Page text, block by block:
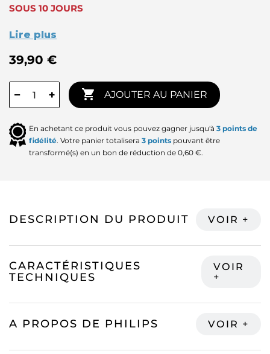
SOUS 10 JOURS
Lire plus
39,90 €
− +  AJOUTER AU PANIER
En achetant ce produit vous pouvez gagner jusqu'à 3 points de
fidélité. Votre panier totalisera 3 points pouvant être
transformé(s) en un bon de réduction de 0,60 €.
DESCRIPTION DU PRODUIT
CARACTÉRISTIQUES
TECHNIQUES
A PROPOS DE PHILIPS